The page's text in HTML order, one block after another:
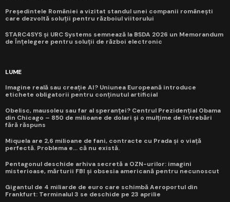
Președintele României a vizitat standul unei companii românești
care dezvoltă soluții pentru războiul viitorului
STARC4SYS și URC Systems semnează la BSDA 2026 un Memorandum
de Înțelegere pentru soluții de război electronic
LUME
Imagine reală sau creație AI? Uniunea Europeană introduce
etichete obligatorii pentru conținutul artificial
Obelisc, mausoleu sau far al speranței? Centrul Prezidențial Obama
din Chicago – 850 de milioane de dolari și o mulțime de întrebări
fără răspuns
Miquela are 2,6 milioane de fani, contracte cu Prada și o viață
perfectă. Problema e... că nu există.
Pentagonul deschide arhiva secretă a OZN-urilor: imagini
misterioase, mărturii FBI și obsesia americană pentru necunoscut
Gigantul de 4 miliarde de euro care schimbă Aeroportul din
Frankfurt: Terminalul 3 se deschide pe 23 aprilie